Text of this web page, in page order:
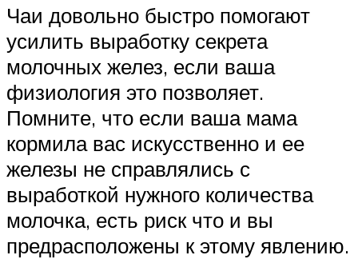
Чаи довольно быстро помогают
усилить выработку секрета
молочных желез, если ваша
физиология это позволяет.
Помните, что если ваша мама
кормила вас искусственно и ее
железы не справлялись с
выработкой нужного количества
молочка, есть риск что и вы
предрасположены к этому явлению.